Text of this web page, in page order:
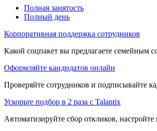
Полная занятость
Полный день
Корпоративная поддержка сотрудников
Какой соцпакет вы предлагаете семейным
Оформляйте кандидатов онлайн
Проверяйте сотрудников и подписывайте
Ускорьте подбор в 2 раза с Talantix
Автоматизируйте сбор откликов,